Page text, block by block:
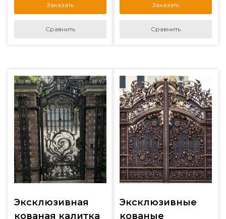
Заказать
Сравнить
Заказать
Сравнить
Эксклюзивная
кованая калитка
Эксклюзивные
кованые